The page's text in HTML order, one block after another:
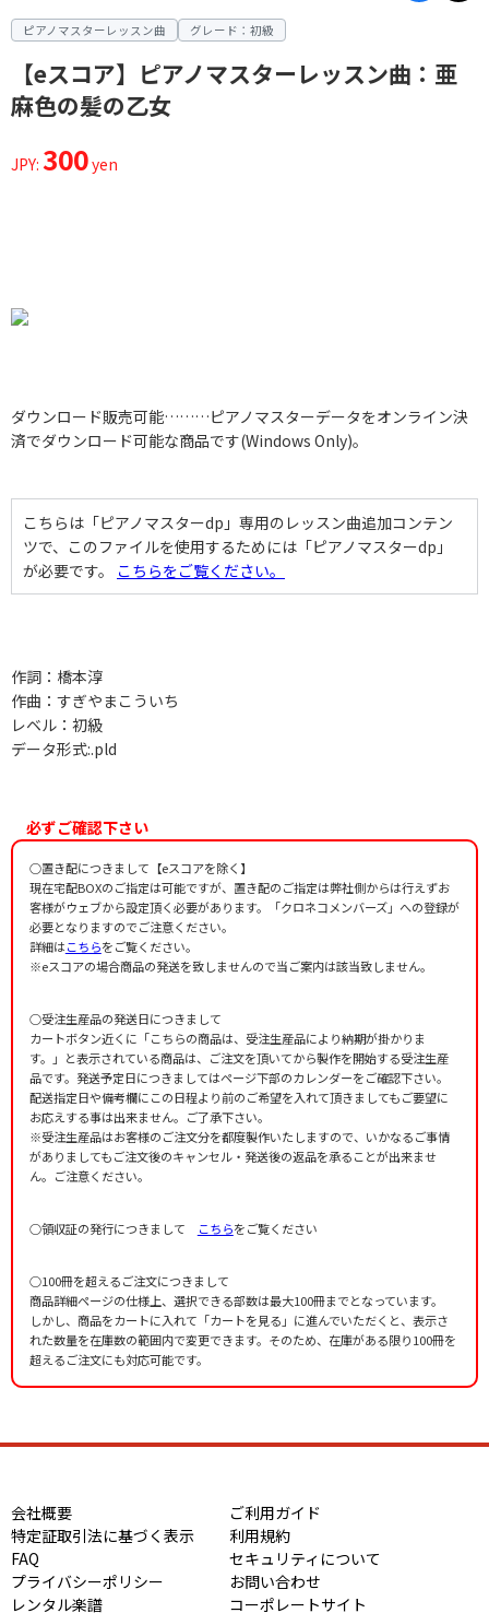
ピアノマスターレッスン曲 グレード：初級
【eスコア】ピアノマスターレッスン曲：亜
麻色の髪の乙女
JPY: 300yen
ダウンロード販売可能………ピアノマスターデータをオンライン決
済でダウンロード可能な商品です(Windows Only)。
こちらは「ピアノマスターdp」専用のレッスン曲追加コンテン
ツで、このファイルを使用するためには「ピアノマスターdp」
が必要です。 こちらをご覧ください。
作詞：橋本淳
作曲：すぎやまこういち
レベル：初級
データ形式:.pld
必ずご確認下さい
○置き配につきまして【eスコアを除く】
現在宅配BOXのご指定は可能ですが、置き配のご指定は弊社側からは行えずお
客様がウェブから設定頂く必要があります。「クロネコメンバーズ」への登録が
必要となりますのでご注意ください。
詳細はこちらをご覧ください。
※eスコアの場合商品の発送を致しませんので当ご案内は該当致しません。
○受注生産品の発送日につきまして
カートボタン近くに「こちらの商品は、受注生産品により納期が掛かりま
す。」と表示されている商品は、ご注文を頂いてから製作を開始する受注生産
品です。発送予定日につきましてはページ下部のカレンダーをご確認下さい。
配送指定日や備考欄にこの日程より前のご希望を入れて頂きましてもご要望に
お応えする事は出来ません。ご了承下さい。
※受注生産品はお客様のご注文分を都度製作いたしますので、いかなるご事情
がありましてもご注文後のキャンセル・発送後の返品を承ることが出来ませ
ん。ご注意ください。
○領収証の発行につきまして こちらをご覧ください
○100冊を超えるご注文につきまして
商品詳細ページの仕様上、選択できる部数は最大100冊までとなっています。
しかし、商品をカートに入れて「カートを見る」に進んでいただくと、表示さ
れた数量を在庫数の範囲内で変更できます。そのため、在庫がある限り100冊を
超えるご注文にも対応可能です。
会社概要
ご利用ガイド
特定証取引法に基づく表示
利用規約
FAQ
セキュリティについて
プライバシーポリシー
お問い合わせ
レンタル楽譜
コーポレートサイト